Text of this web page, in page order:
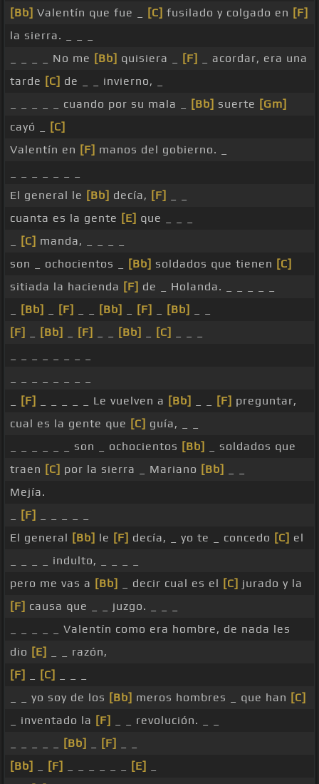
[Bb] Valentín que fue _ [C] fusilado y colgado en [F]
la sierra. _ _ _
_ _ _ _ No me [Bb] quisiera _ [F]
_ acordar, era una
tarde [C] de _ _ invierno, _
_ _ _ _ _ cuando por su mala _
[Bb] suerte [Gm]
cayó _
[C]
Valentín en [F] manos del gobierno. _
El general le [Bb] decía, [F]
cuanta es la gente [E] que _ _ _
[C] manda, _ _ _ _
son _ ochocientos _
[Bb] soldados que tienen [C]
sitiada la hacienda [F] de _ Holanda. _ _ _ _ _
[Bb] [F] [Bb] [F] [Bb]
[F]
[Bb] [F] [Bb] [C]
[F] _ _ _ _ _ Le vuelven a [Bb] [F] preguntar,
cual es la gente que [C] guía, _ _
_ _ _ _ _ _ son _ ochocientos [Bb]
_ soldados que
traen [C] por la sierra _ Mariano [Bb]
Mejía.
[F]
El general [Bb] le [F] decía, _ yo te _ concedo [C] el
_ _ _ _ indulto, _ _ _ _
pero me vas a [Bb] _ decir cual es el [C] jurado y la
[F] causa que _ _ juzgo. _ _ _
_ _ _ _ _ Valentín como era hombre, de nada les
dio [E]
_ _ razón,
[F]
[C]
_ _ yo soy de los [Bb] meros hombres _ que han [C]
_ inventado la [F]
_ _ revolución. _ _
[Bb] [F]
[Bb]
[F] [E]